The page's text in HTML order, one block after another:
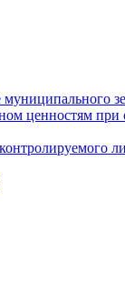
ценностям